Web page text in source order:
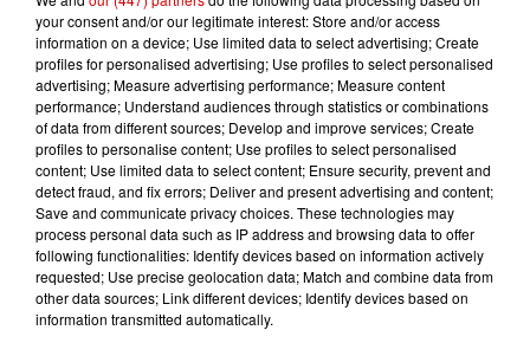
Destination Vacances - Gagnez
votre séjour en famille au cœur
de la...
Podcasts Voir plus
Kelly Massol, figure
emblématique de
l'entrepreneuriat féminin
your consent and/or our legitimate interest: Store and/or access
information on a device; Use limited data to select advertising; Create
profiles for personalised advertising; Use profiles to select personalised
advertising; Measure advertising performance; Measure content
performance; Understand audiences through statistics or combinations
of data from different sources; Develop and improve services; Create
profiles to personalise content; Use profiles to select personalised
content; Use limited data to select content; Ensure security, prevent and
detect fraud, and fix errors; Deliver and present advertising and content;
Save and communicate privacy choices. These technologies may
process personal data such as IP address and browsing data to offer
following functionalities: Identify devices based on information actively
requested; Use precise geolocation data; Match and combine data from
other data sources; Link different devices; Identify devices based on
information transmitted automatically.